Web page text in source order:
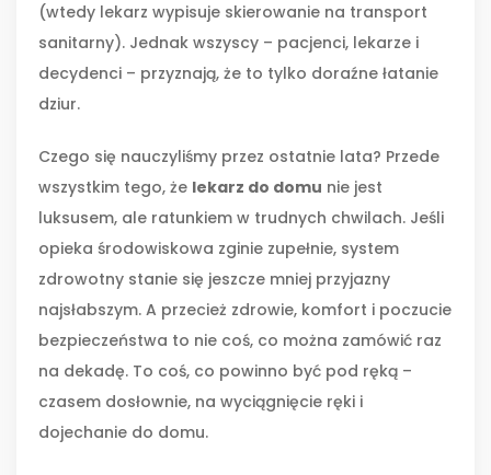
(wtedy lekarz wypisuje skierowanie na transport
sanitarny). Jednak wszyscy – pacjenci, lekarze i
decydenci – przyznają, że to tylko doraźne łatanie
dziur.
Czego się nauczyliśmy przez ostatnie lata? Przede
wszystkim tego, że lekarz do domu nie jest
luksusem, ale ratunkiem w trudnych chwilach. Jeśli
opieka środowiskowa zginie zupełnie, system
zdrowotny stanie się jeszcze mniej przyjazny
najsłabszym. A przecież zdrowie, komfort i poczucie
bezpieczeństwa to nie coś, co można zamówić raz
na dekadę. To coś, co powinno być pod ręką –
czasem dosłownie, na wyciągnięcie ręki i
dojechanie do domu.